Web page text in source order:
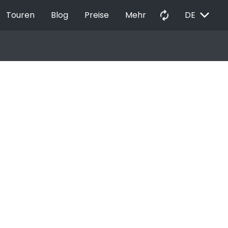
Touren Blog Preise Mehr autorenew DE EXPAND_MORE